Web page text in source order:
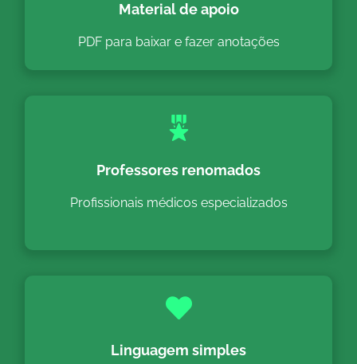
Material de apoio
PDF para baixar e fazer anotações
Professores renomados
Profissionais médicos especializados
Linguagem simples